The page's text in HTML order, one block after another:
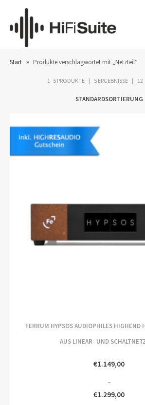
Start » Produkte verschlagwortet mit „Netzteil“
1–5 PRODUKTE 5 ERGEBNISSE 12
STANDARDSORTIERUNG
FERRUM HYPSOS AUDIOPHILES HIGHEND
AUS LINEAR- UND
€1.149,00
–
€1.299,00